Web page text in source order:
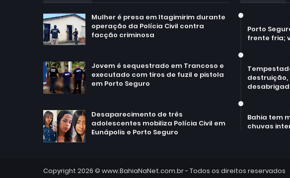
Mulher é presa em Itagimirim durante
operação da Polícia Civil contra
facção criminosa
Jovem é sequestrado em Trancoso e
executado com tiros de fuzil e pistola
em Porto Seguro
Desaparecimento de três
adolescentes mobiliza Polícia Civil em
Eunápolis e Porto Seguro
Porto
frente fria;
Bahia tem
chuvas
Copyright 2026 © www.BahiaNaNet.com.br- Todos os direitos reservados